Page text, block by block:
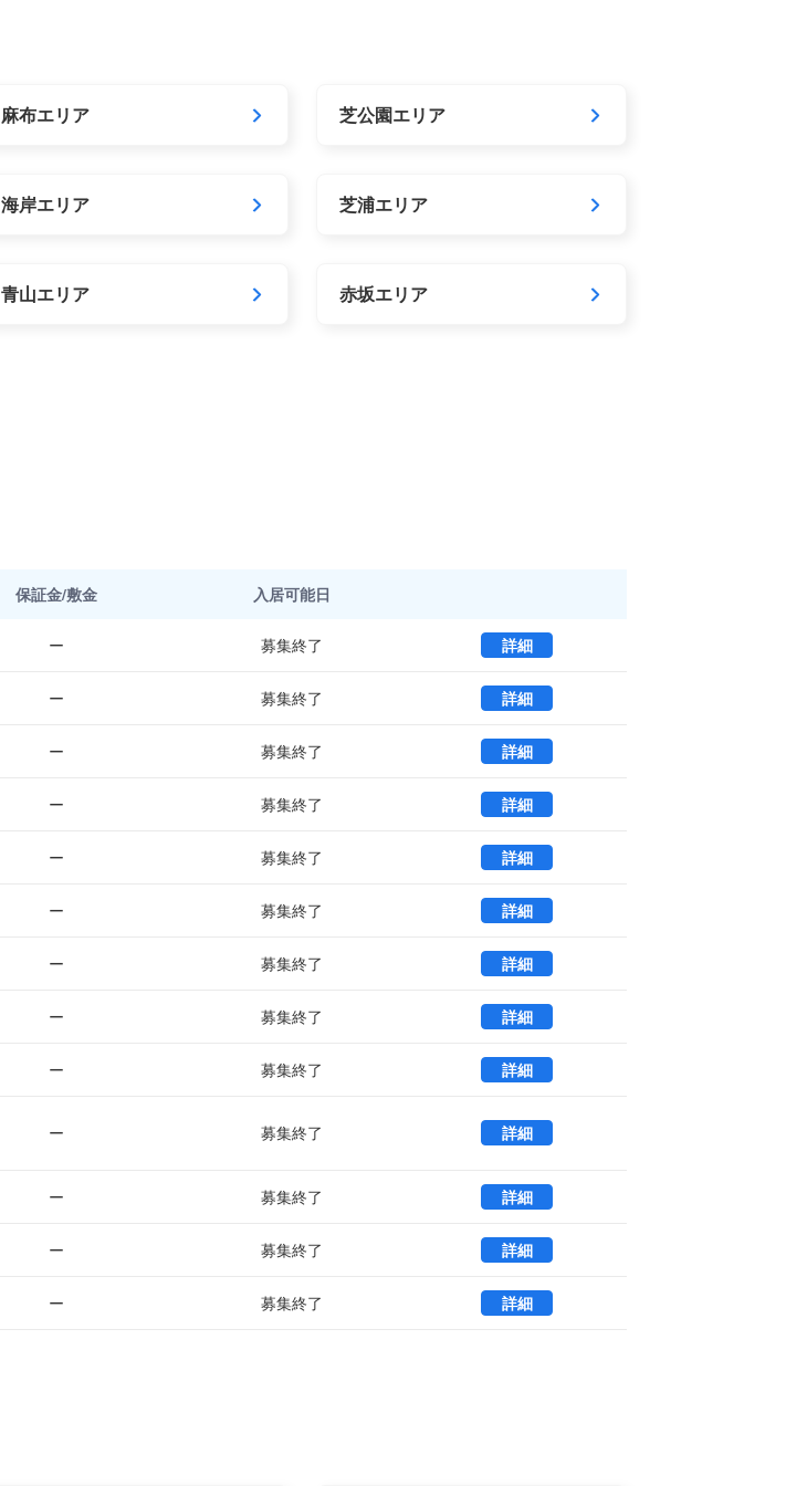
麻布エリア 芝公園エリア
海岸エリア 芝浦エリア
青山エリア 赤坂エリア
保証金/敷金 入居可能日
ー 募集終了 詳細虎ノ門ヒルズビジネスタワー 5
ー 募集終了 詳細虎ノ門ヒルズビジネスタワー 5
ー 募集終了 詳細虎ノ門ヒルズビジネスタワー 15
ー 募集終了 詳細虎ノ門ヒルズビジネスタワー 15
ー 募集終了 詳細虎ノ門ヒルズビジネスタワー 15
ー 募集終了 詳細虎ノ門ヒルズビジネスタワー 15
ー 募集終了 詳細虎ノ門ヒルズビジネスタワー 15
ー 募集終了 詳細虎ノ門ヒルズビジネスタワー 15
ー 募集終了 詳細虎ノ門ヒルズビジネスタワー 15
ー 募集終了 詳細虎ノ門ヒルズビジネスタワー
ー 募集終了 詳細虎ノ門ヒルズビジネスタワー 16
ー 募集終了 詳細虎ノ門ヒルズビジネスタワー 16
ー 募集終了 詳細虎ノ門ヒルズビジネスタワー 28